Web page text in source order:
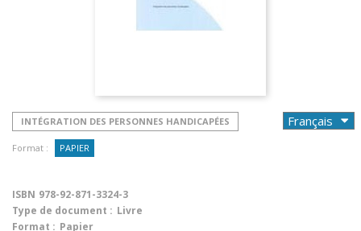
INTÉGRATION DES PERSONNES HANDICAPÉES
Format : PAPIER
ISBN 978-92-871-3324-3
Type de document : Livre
Format : Papier